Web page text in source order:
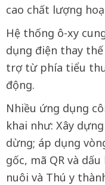
cao chất lượng
Hệ thống ô-xy
dụng điện thay
trợ từ phía tiểu
động.
Nhiều ứng dụng
khai như: Xây
dừng; áp dụng
gốc, mã QR và
nuôi và Thú y